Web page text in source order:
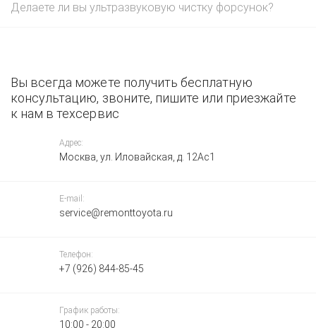
Делаете ли вы ультразвуковую чистку форсунок?
Вы всегда можете получить бесплатную
консультацию, звоните, пишите или приезжайте
к нам в техсервис
Адрес:
Москва, ул. Иловайская, д. 12Ас1
E-mail:
service@remonttoyota.ru
Телефон:
+7 (926) 844-85-45
График работы:
10:00 - 20:00